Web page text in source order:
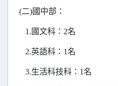
(二)國中部：
1. 國文科：2名
2.英語科：1名
3.生活科技科：1名